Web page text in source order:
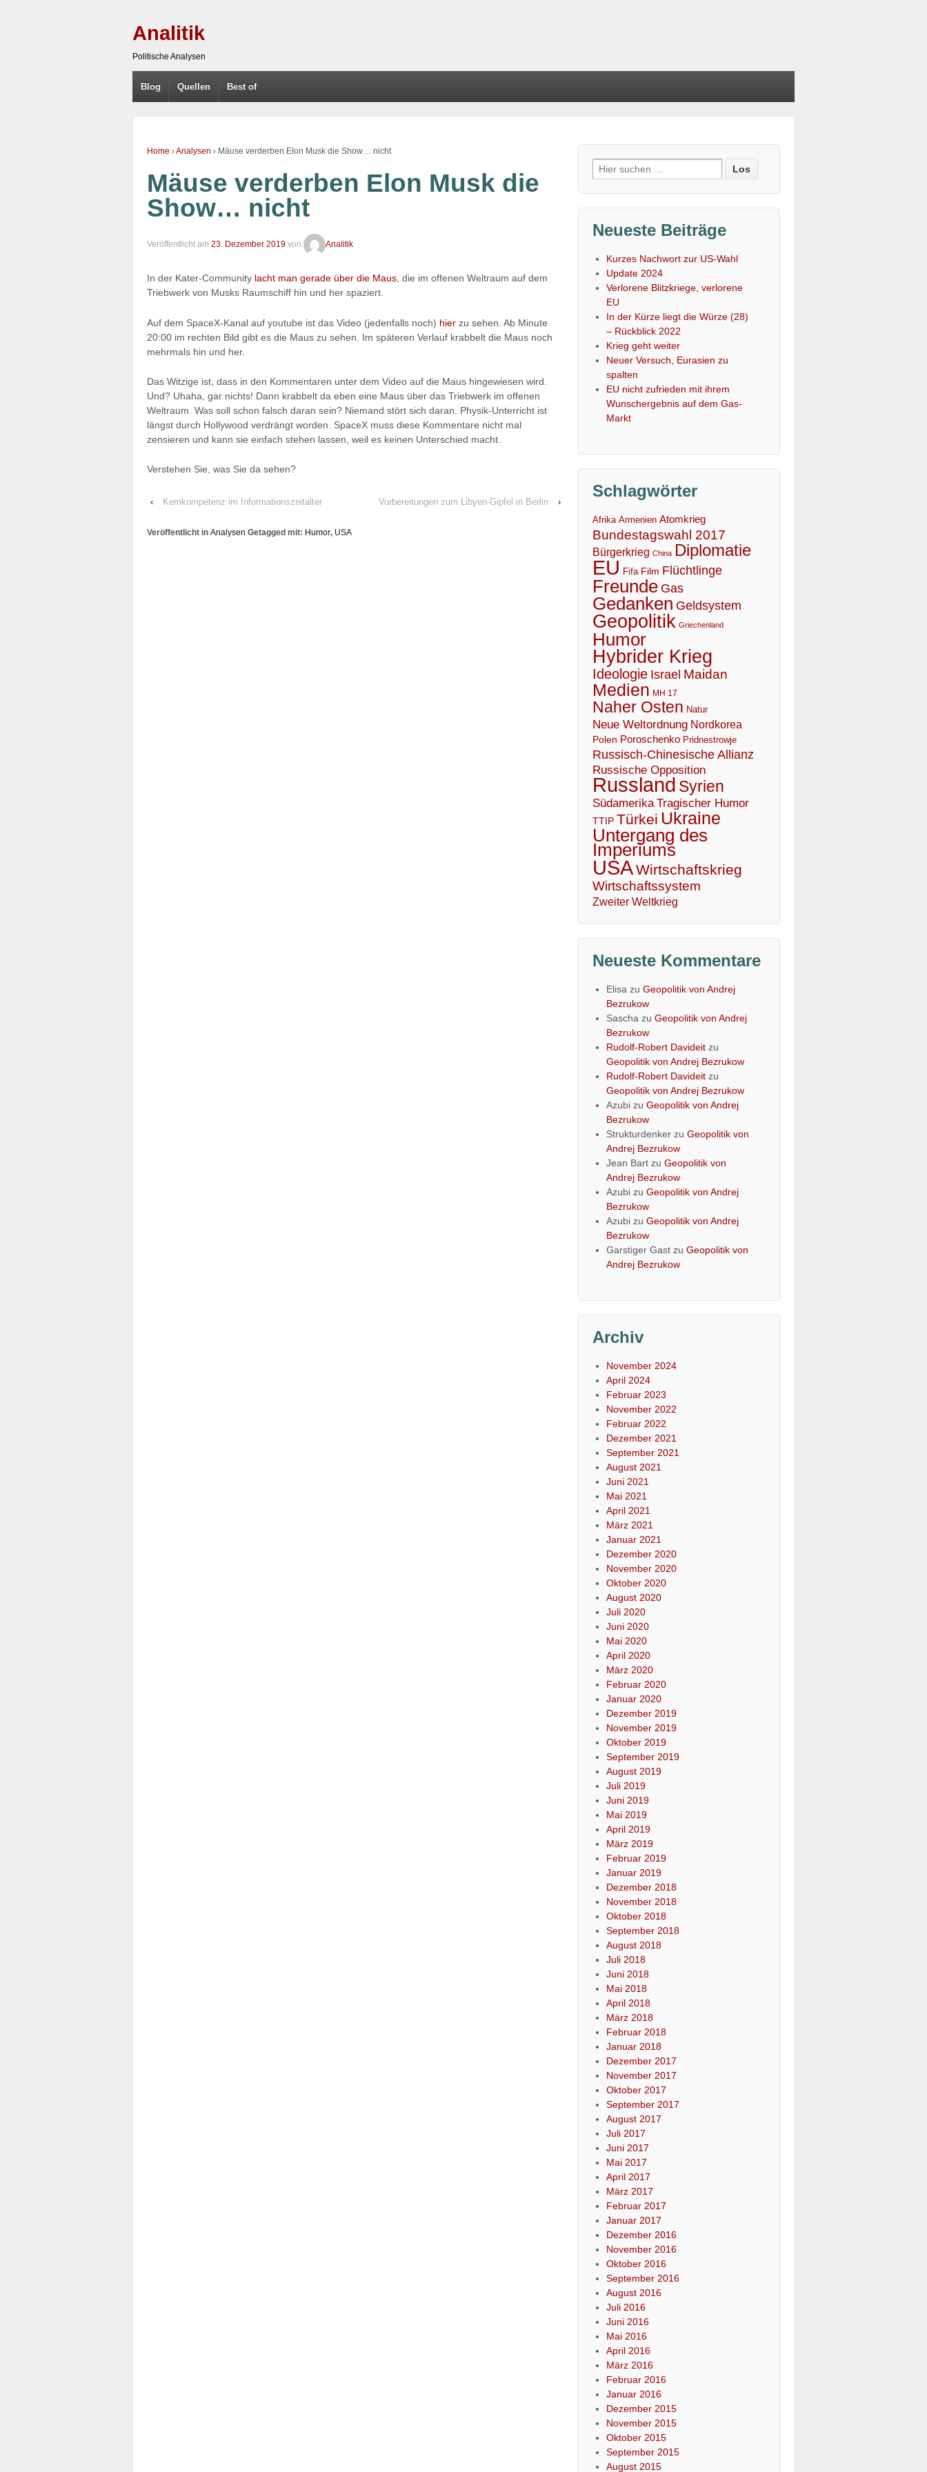
Analitik
Politische Analysen
Blog Quellen Best of
Home ›Analysen › Mäuse verderben Elon Musk die Show… nicht
Mäuse verderben Elon Musk die
Show… nicht
Veröffentlicht am 23. Dezember 2019 von Analitik
In der Kater-Community lacht man gerade über die Maus , die im offenen Weltraum auf dem
Triebwerk von Musks Raumschiff hin und her spaziert.
Auf dem SpaceX-Kanal auf youtube ist das Video (jedenfalls noch) hier zu sehen. Ab Minute
20:00 im rechten Bild gibt es die Maus zu sehen. Im späteren Verlauf krabbelt die Maus noch
mehrmals hin und her.
Das Witzige ist, dass in den Kommentaren unter dem Video auf die Maus hingewiesen wird.
Und? Uhaha, gar nichts! Dann krabbelt da eben eine Maus über das Triebwerk im offenen
Weltraum. Was soll schon falsch daran sein? Niemand stört sich daran. Physik-Unterricht ist
längst durch Hollywood verdrängt worden. SpaceX muss diese Kommentare nicht mal
zensieren und kann sie einfach stehen lassen, weil es keinen Unterschied macht.
Verstehen Sie, was Sie da sehen?
‹ Kernkompetenz im Informationszeitalter Vorbereitungen zum Libyen-Gipfel in Berlin ›
Veröffentlicht in Analysen Getagged mit: Humor, USA
Suche
nach:
Neueste Beiträge
Kurzes Nachwort zur US-Wahl
Update 2024
Verlorene Blitzkriege, verlorene
EU
In der Kürze liegt die Würze (28)
– Rückblick 2022
Krieg geht weiter
Neuer Versuch, Eurasien zu
spalten
EU nicht zufrieden mit ihrem
Wunschergebnis auf dem Gas-
Markt
Schlagwörter
Afrika Armenien Atomkrieg
Bundestagswahl 2017
Bürgerkrieg China Diplomatie
EU Fifa Film Flüchtlinge
Freunde Gas
Gedanken Geldsystem
Geopolitik Griechenland
Humor
Hybrider Krieg
Ideologie Israel Maidan
Medien MH 17
Naher Osten Natur
Neue Weltordnung Nordkorea
Polen Poroschenko Pridnestrowje
Russisch-Chinesische Allianz
Russische Opposition
Russland Syrien
Südamerika Tragischer Humor
TTIP Türkei Ukraine
Untergang des
Imperiums
USAWirtschaftskrieg
Wirtschaftssystem
Zweiter Weltkrieg
Neueste Kommentare
Elisa zuGeopolitik von Andrej
Bezrukow
Sascha zuGeopolitik von Andrej
Bezrukow
Rudolf-Robert Davideit zu
Geopolitik von Andrej Bezrukow
Rudolf-Robert Davideit zu
Geopolitik von Andrej Bezrukow
Azubi zuGeopolitik von Andrej
Bezrukow
Strukturdenker zuGeopolitik von
Andrej Bezrukow
Jean Bart zuGeopolitik von
Andrej Bezrukow
Azubi zuGeopolitik von Andrej
Bezrukow
Azubi zuGeopolitik von Andrej
Bezrukow
Garstiger Gast zuGeopolitik von
Andrej Bezrukow
Archiv
November 2024
April 2024
Februar 2023
November 2022
Februar 2022
Dezember 2021
September 2021
August 2021
Juni 2021
Mai 2021
April 2021
März 2021
Januar 2021
Dezember 2020
November 2020
Oktober 2020
August 2020
Juli 2020
Juni 2020
Mai 2020
April 2020
März 2020
Februar 2020
Januar 2020
Dezember 2019
November 2019
Oktober 2019
September 2019
August 2019
Juli 2019
Juni 2019
Mai 2019
April 2019
März 2019
Februar 2019
Januar 2019
Dezember 2018
November 2018
Oktober 2018
September 2018
August 2018
Juli 2018
Juni 2018
Mai 2018
April 2018
März 2018
Februar 2018
Januar 2018
Dezember 2017
November 2017
Oktober 2017
September 2017
August 2017
Juli 2017
Juni 2017
Mai 2017
April 2017
März 2017
Februar 2017
Januar 2017
Dezember 2016
November 2016
Oktober 2016
September 2016
August 2016
Juli 2016
Juni 2016
Mai 2016
April 2016
März 2016
Februar 2016
Januar 2016
Dezember 2015
November 2015
Oktober 2015
September 2015
August 2015